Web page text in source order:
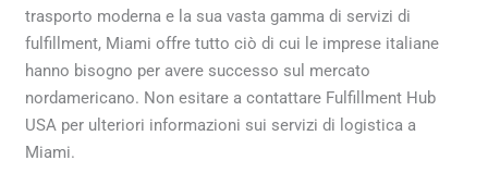
trasporto moderna e la sua vasta gamma di servizi di
fulfillment, Miami offre tutto ciò di cui le imprese italiane
hanno bisogno per avere successo sul mercato
nordamericano. Non esitare a contattare Fulfillment Hub
USA per ulteriori informazioni sui servizi di logistica a
Miami.